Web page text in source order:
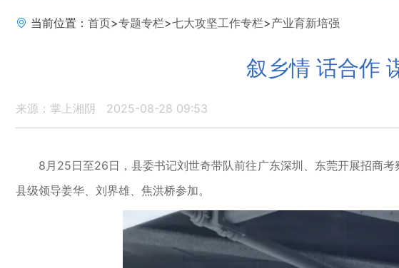
当前位置： 首页>专题专栏>七大攻坚工作专栏>产业育新培强
叙乡情 话合作
来源：掌上湘阴 2025-08-28 09:53
8月25日至26日，县委书记刘世奇带队前往广东深圳、东莞开展招商考
县级领导姜华、刘界雄、焦洪桥参加。